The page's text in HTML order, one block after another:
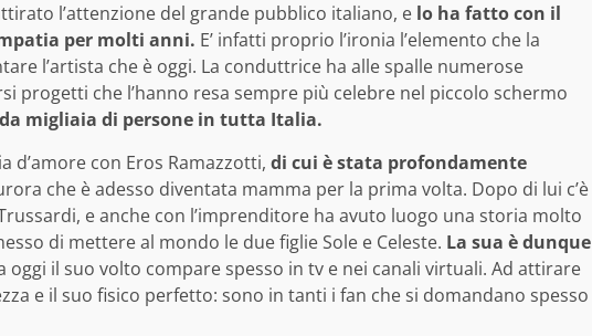
l’attenzione del grande pubblico italiano, e lo ha fatto con il
per molti anni. E’ infatti proprio l’ironia l’elemento che la
l’artista che è oggi. La conduttrice ha alle spalle numerose
progetti che l’hanno resa sempre più celebre nel piccolo schermo
migliaia di persone in tutta Italia.
d’amore con Eros Ramazzotti, di cui è stata profondamente
che è adesso diventata mamma per la prima volta. Dopo di lui c’è
e anche con l’imprenditore ha avuto luogo una storia molto
di mettere al mondo le due figlie Sole e Celeste. La sua è dunque
oggi il suo volto compare spesso in tv e nei canali virtuali. Ad attirare
e il suo fisico perfetto: sono in tanti i fan che si domandano spesso